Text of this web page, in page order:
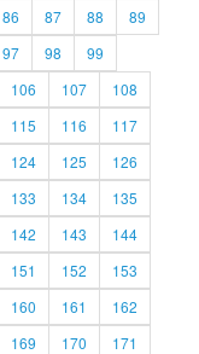
86 87 88
89
97 98
99
106 107
108
115 116
117
124 125
126
133 134
135
142 143
144
151 152
153
160 161
162
169 170
171